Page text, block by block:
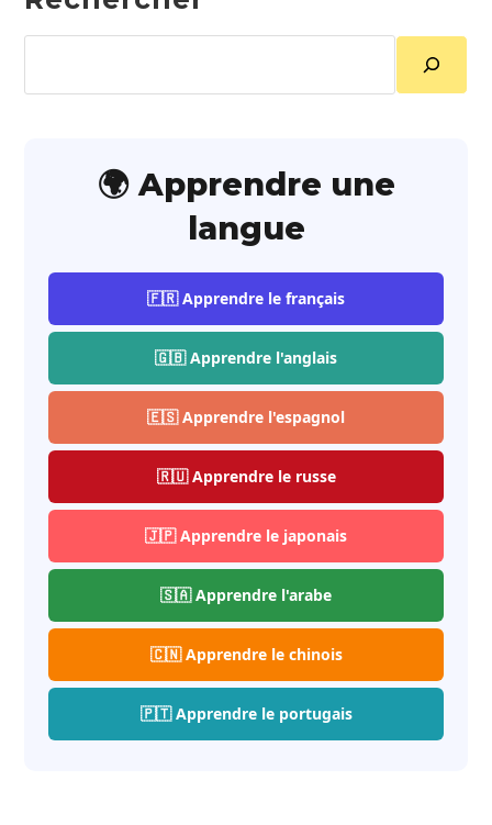
🌍 Apprendre une
langue
🇫🇷 Apprendre le français
🇬🇧 Apprendre l'anglais
🇪🇸 Apprendre l'espagnol
🇷🇺 Apprendre le russe
🇯🇵 Apprendre le japonais
🇸🇦 Apprendre l'arabe
🇨🇳 Apprendre le chinois
🇵🇹 Apprendre le portugais